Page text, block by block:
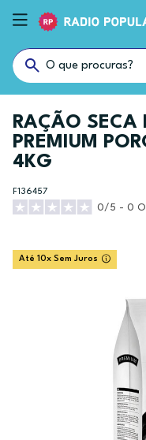
RAÇÃO SECA
PREMIUM
4KG
F136457
0/5 - 0
Até 10x Sem Juros